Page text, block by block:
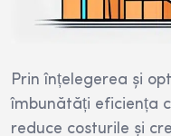
Prin înțelegerea și
îmbunătăți eficiența
reduce costurile și